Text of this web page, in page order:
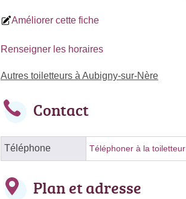
Améliorer cette fiche
Renseigner les horaires
Autres toiletteurs à Aubigny-sur-Nère
Contact
Téléphone Téléphoner à la toiletteur
Plan et adresse